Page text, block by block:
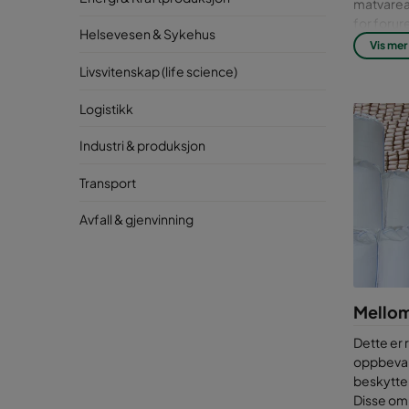
Helsevesen & Sykehus
Livsvitenskap (life science)
Logistikk
Industri & produksjon
Transport
Avfall & gjenvinning
is og
her kan
derfor
åpne
Vis mer
Dette er
Disse